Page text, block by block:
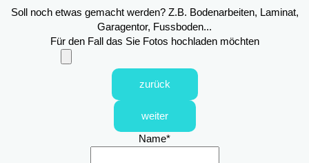
Soll noch etwas gemacht werden? Z.B. Bodenarbeiten, Laminat,
Garagentor, Fussboden...
Für den Fall das Sie Fotos hochladen möchten
zurück
weiter
Name*